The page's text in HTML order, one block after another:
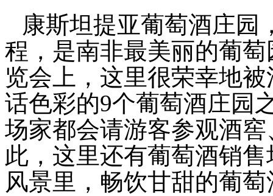
康斯坦提亚葡萄酒庄园
程，是南非最美丽的葡
览会上，这里很荣幸地
话色彩的9个葡萄酒庄园
场家都会请游客参观酒
此，这里还有葡萄酒销
风景里，畅饮甘甜的葡萄